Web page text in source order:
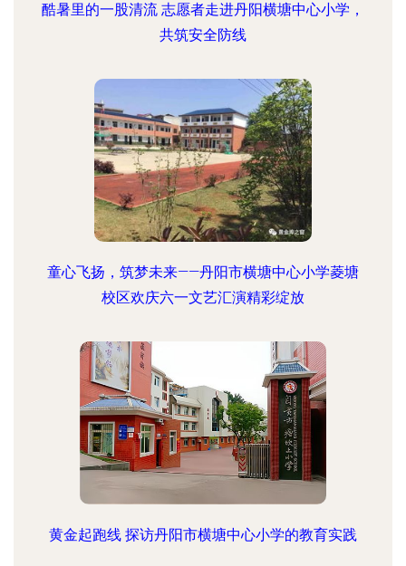
酷暑里的一股清流 志愿者走进丹阳横塘中心小学，
共筑安全防线
童心飞扬，筑梦未来——丹阳市横塘中心小学菱塘
校区欢庆六一文艺汇演精彩绽放
黄金起跑线 探访丹阳市横塘中心小学的教育实践